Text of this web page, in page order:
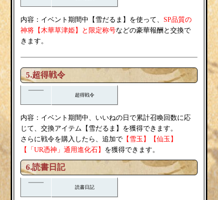
内容： イベント期間中【 雪だるま 】を使って、 SP品質の
神将【 木華草津姫】と限定称号などの豪華報酬と交換で
きます。
5.超得戦令
超得戦令
内容： イベント期間中、 いいねの日 で累計召喚回数に応
じて、交換アイテム【 雪だるま 】を獲得できます。
さらに戦令を購入したら、追加で 【 雪玉 】【仙玉】
【「UR憑神」通用進化石】 を獲得できます。
6.読書日記
読書日記